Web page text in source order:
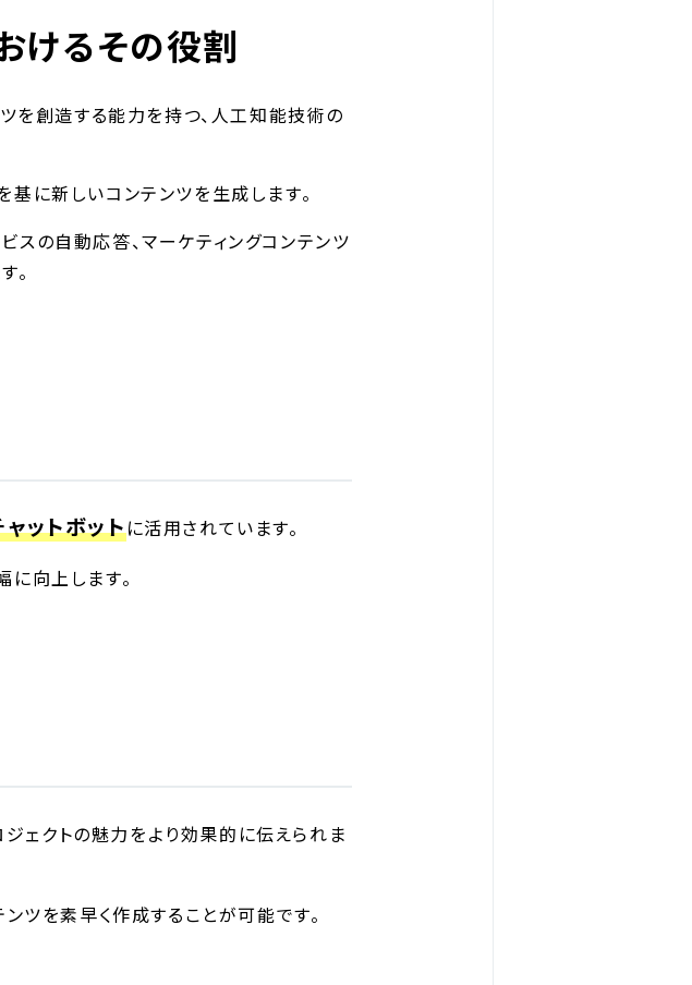
けるその役割
を創造する能力を持つ、人工知能技術の
に新しいコンテンツを生成します。
の自動応答、マーケティングコンテンツ
。
ャットボットに活用されています。
向上します。
ェクトの魅力をより効果的に伝えられま
ツを素早く作成することが可能です。